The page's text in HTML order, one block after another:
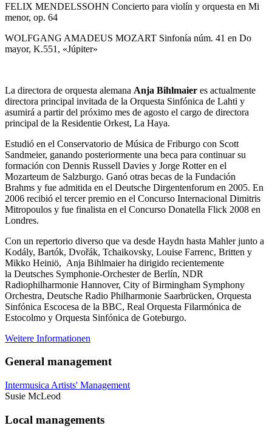
FELIX MENDELSSOHN Concierto para violín y orquesta en Mi
menor, op. 64
WOLFGANG AMADEUS MOZART Sinfonía núm. 41 en Do
mayor, K.551, «Júpiter»
La directora de orquesta alemana Anja Bihlmaier es actualmente
directora principal invitada de la Orquesta Sinfónica de Lahti y
asumirá a partir del próximo mes de agosto el cargo de directora
principal de la Residentie Orkest, La Haya.
Estudió en el Conservatorio de Música de Friburgo con Scott
Sandmeier, ganando posteriormente una beca para continuar su
formación con Dennis Russell Davies y Jorge Rotter en el
Mozarteum de Salzburgo. Ganó otras becas de la Fundación
Brahms y fue admitida en el Deutsche Dirgentenforum en 2005. En
2006 recibió el tercer premio en el Concurso Internacional Dimitris
Mitropoulos y fue finalista en el Concurso Donatella Flick 2008 en
Londres.
Con un repertorio diverso que va desde Haydn hasta Mahler junto a
Kodály, Bartók, Dvořák, Tchaikovsky, Louise Farrenc, Britten y
Mikko Heiniö, Anja Bihlmaier ha dirigido recientemente
la Deutsches Symphonie-Orchester de Berlín, NDR
Radiophilharmonie Hannover, City of Birmingham Symphony
Orchestra, Deutsche Radio Philharmonie Saarbrücken, Orquesta
Sinfónica Escocesa de la BBC, Real Orquesta Filarmónica de
Estocolmo y Orquesta Sinfónica de Goteburgo.
Weitere Informationen
General management
Intermusica Artists' Management
Susie McLeod
Local managements